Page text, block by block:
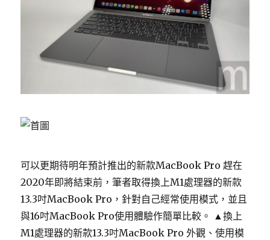
可以更期待明年預計推出的新款MacBook Pro 趕在
2020年即將結束前，筆者取得換上M1處理器的新款
13.3吋MacBook Pro，針對自己經常使用模式，並且
與16吋MacBook Pro使用體驗作簡單比較。 ▲換上
M1處理器的新款13.3吋MacBook Pro 外觀、使用模